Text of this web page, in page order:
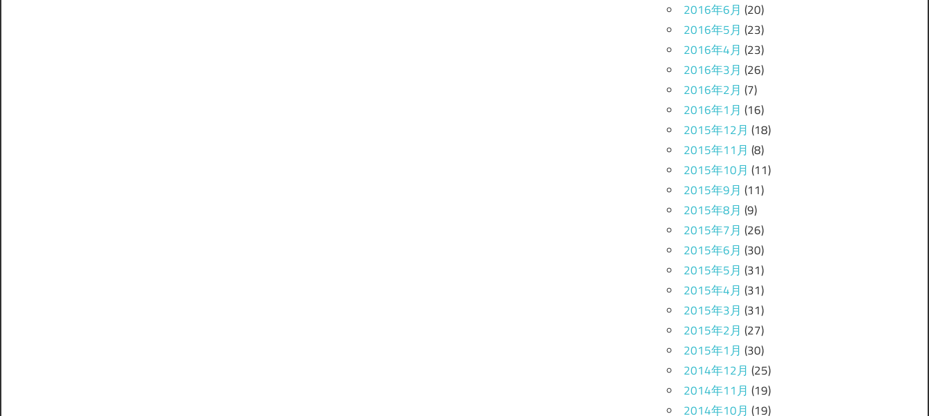
2016年6月 (20)
2016年5月 (23)
2016年4月 (23)
2016年3月 (26)
2016年2月 (7)
2016年1月 (16)
2015年12月 (18)
2015年11月 (8)
2015年10月 (11)
2015年9月 (11)
2015年8月 (9)
2015年7月 (26)
2015年6月 (30)
2015年5月 (31)
2015年4月 (31)
2015年3月 (31)
2015年2月 (27)
2015年1月 (30)
2014年12月 (25)
2014年11月 (19)
2014年10月 (19)